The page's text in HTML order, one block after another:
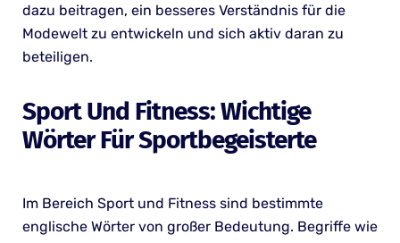
dazu beitragen, ein besseres Verständnis für die
Modewelt zu entwickeln und sich aktiv daran zu
beteiligen.
Sport Und Fitness: Wichtige
Wörter Für Sportbegeisterte
Im Bereich Sport und Fitness sind bestimmte
englische Wörter von großer Bedeutung. Begriffe wie